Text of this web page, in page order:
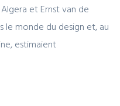
et Ernst van de
le monde du design et, au
estimaient